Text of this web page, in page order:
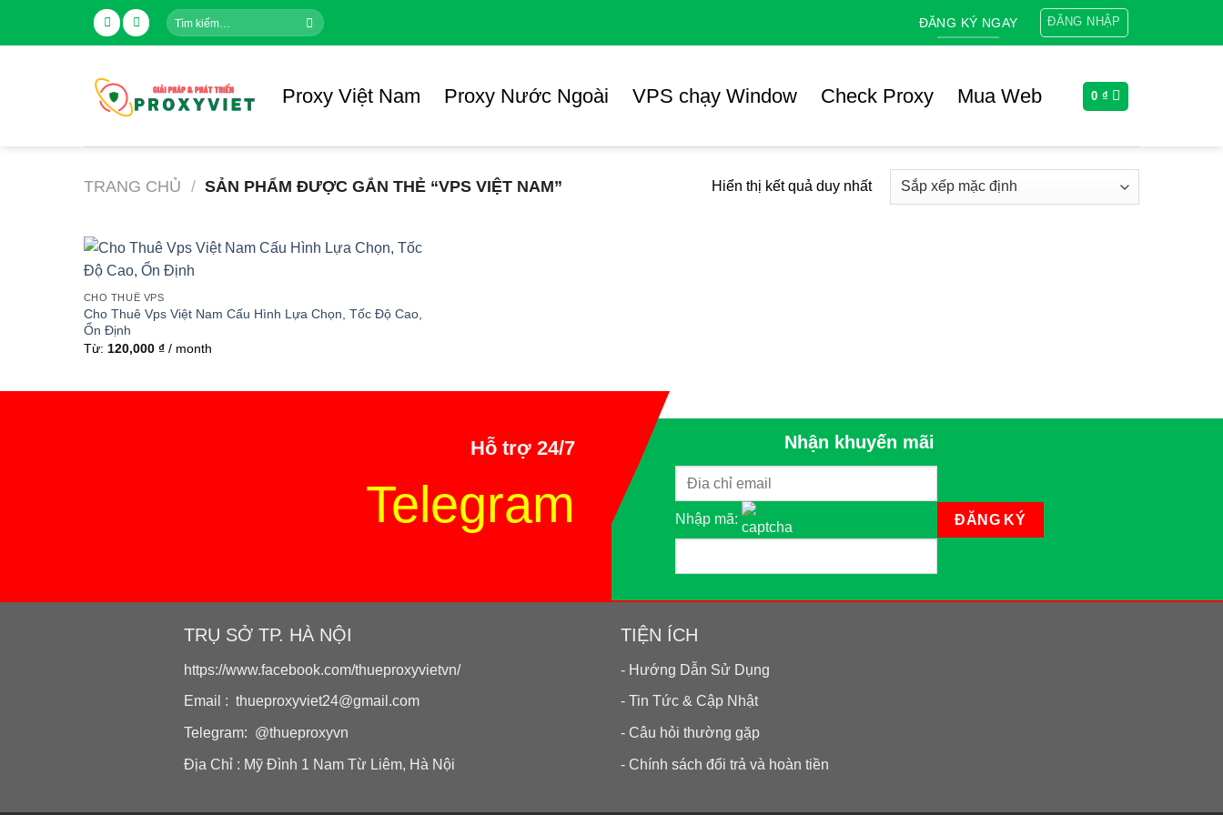
Tìm
kiếm:
ĐĂNG KÝ NGAY ĐĂNG NHẬP
Proxy Việt Nam Proxy Nước Ngoài VPS chạy Window Check Proxy Mua Web 0 ₫
TRANG CHỦ / SẢN PHẨM ĐƯỢC GẮN THẺ “VPS VIỆT NAM” Hiển thị kết quả duy nhất
CHO THUÊ VPS
Cho Thuê Vps Việt Nam Cấu Hình Lựa Chọn, Tốc Độ Cao,
Ổn Định
Từ: 120,000 ₫ / month
Hỗ trợ 24/7
Telegram
Nhận khuyến mãi
Nhập mã:
TRỤ SỞ TP. HÀ NỘI
https://www.facebook.com/thueproxyvietvn/
Email : thueproxyviet24@gmail.com
Telegram: @thueproxyvn
Địa Chỉ : Mỹ Đình 1 Nam Từ Liêm, Hà Nội
TIỆN ÍCH
- Hướng Dẫn Sử Dụng
- Tin Tức & Cập Nhật
- Câu hỏi thường gặp
- Chính sách đổi trả và hoàn tiền